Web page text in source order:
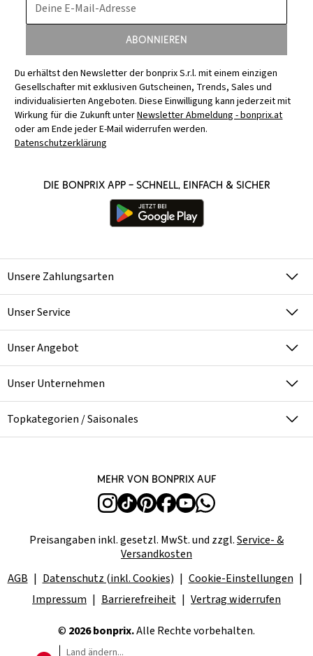
Deine E-Mail-Adresse
Abonnieren
Du erhältst den Newsletter der bonprix S.r.l. mit einem einzigen
Gesellschafter mit exklusiven Gutscheinen, Trends, Sales und
individualisierten Angeboten. Diese Einwilligung kann jederzeit mit
Wirkung für die Zukunft unterNewsletter Abmeldung - bonprix.at
oder am Ende jeder E-Mail widerrufen werden.
Datenschutzerklärung
Die bonprix App – schnell, einfach & sicher
Unsere Zahlungsarten
Unser Service
Unser Angebot
Unser Unternehmen
Topkategorien / Saisonales
Mehr von bonprix auf
Preisangaben inkl. gesetzl. MwSt. und zzgl.Service- &
Versandkosten
AGB
Datenschutz (inkl. Cookies)
Cookie-Einstellungen
Impressum
Barrierefreiheit Vertrag widerrufen
© 2026 bonprix.Alle Rechte vorbehalten.
Land ändern...